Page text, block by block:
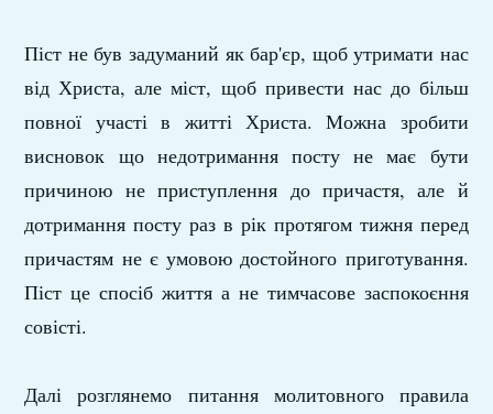
Піст не був задуманий як бар'єр, щоб утримати нас
від Христа, але міст, щоб привести нас до більш
повної участі в житті Христа. Можна зробити
висновок що недотримання посту не має бути
причиною не приступлення до причастя, але й
дотримання посту раз в рік протягом тижня перед
причастям не є умовою достойного приготування.
Піст це спосіб життя а не тимчасове заспокоєння
совісті.
Далі розглянемо питання молитовного правила